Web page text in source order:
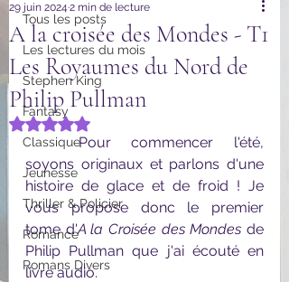
Tous les posts
Les lectures du mois
Stephen King
Fantasy
Classique
Jeunesse
Thriller & Policier
Romance
Romans Divers
A la croisée des Mondes - T1
Les Royaumes du Nord de
Philip Pullman
29 juin 2024 2 min de lecture
Noté NaN étoiles sur 5.
	Pour commencer l'été,
soyons originaux et parlons d'une
histoire de glace et de froid ! Je
vous propose donc le premier
tome d'A la Croisée des Mondes de
Philip Pullman que j'ai écouté en
livre audio.